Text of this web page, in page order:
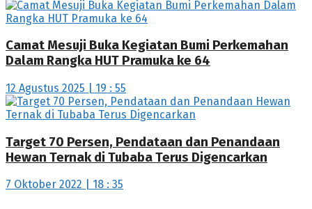
Camat Mesuji Buka Kegiatan Bumi Perkemahan
Dalam Rangka HUT Pramuka ke 64
12 Agustus 2025 | 19 : 55
Target 70 Persen, Pendataan dan Penandaan
Hewan Ternak di Tubaba Terus Digencarkan
7 Oktober 2022 | 18 : 35